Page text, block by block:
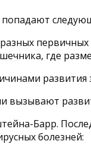
где
развития
вызывают
Барр.
болезней: